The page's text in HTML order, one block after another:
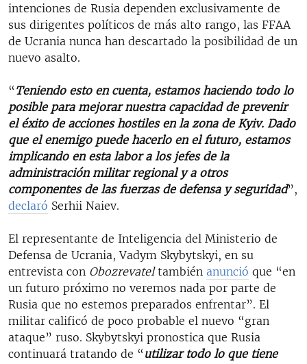
intenciones de Rusia dependen exclusivamente de
sus dirigentes políticos de más alto rango, las FFAA
de Ucrania nunca han descartado la posibilidad de un
nuevo asalto.
“ Teniendo esto en cuenta, estamos haciendo todo lo
posible para mejorar nuestra capacidad de prevenir
el éxito de acciones hostiles en la zona de Kyiv. Dado
que el enemigo puede hacerlo en el futuro, estamos
implicando en esta labor a los jefes de la
administración militar regional y a otros
componentes de las fuerzas de defensa y seguridad”,
declaró Serhii Naiev.
El representante de Inteligencia del Ministerio de
Defensa de Ucrania, Vadym Skybytskyi, en su
entrevista con Obozrevateltambién anunció que “en
un futuro próximo no veremos nada por parte de
Rusia que no estemos preparados enfrentar”. El
militar calificó de poco probable el nuevo “gran
ataque” ruso. Skybytskyi pronostica que Rusia
continuará tratando de “ utilizar todo lo que tiene